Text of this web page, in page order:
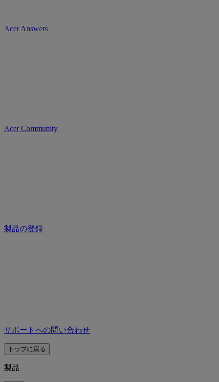
Acer Answers
Acer Community
製品の登録
サポートへの問い合わせ
トップに戻る
製品